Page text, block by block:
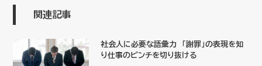
関連記事
社会人に必要な語彙力 「謝罪」の表現を知
り仕事のピンチを切り抜ける